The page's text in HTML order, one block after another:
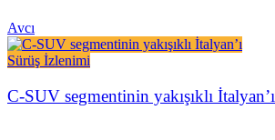
Avcı
Sürüş İzlenimi
C-SUV segmentinin yakışıklı İtalyan’ı